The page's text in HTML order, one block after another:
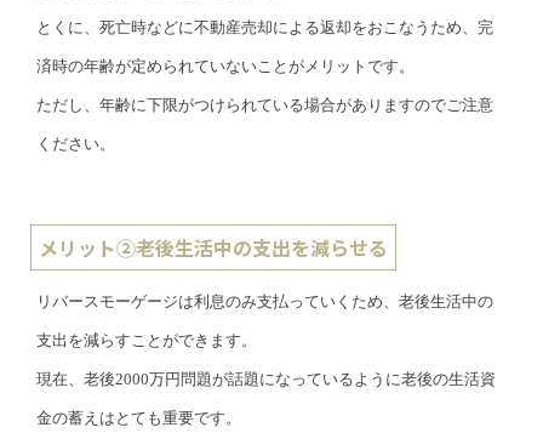
とくに、死亡時などに不動産売却による返却をおこなうため、完
済時の年齢が定められていないことがメリットです。
ただし、年齢に下限がつけられている場合がありますのでご注意
ください。
メリット②老後生活中の支出を減らせる
リバースモーゲージは利息のみ支払っていくため、老後生活中の
支出を減らすことができます。
現在、老後2000万円問題が話題になっているように老後の生活資
金の蓄えはとても重要です。